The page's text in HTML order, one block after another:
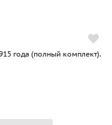
года (полный комплект).